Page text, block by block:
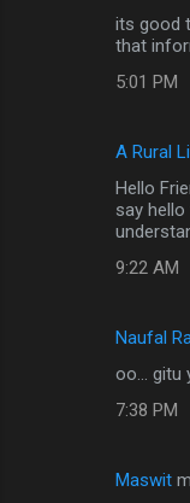
its good
that
5:01 PM
A Rural
Hello
say
9:22 AM
Naufal
oo... gitu
7:38 PM
Maswit